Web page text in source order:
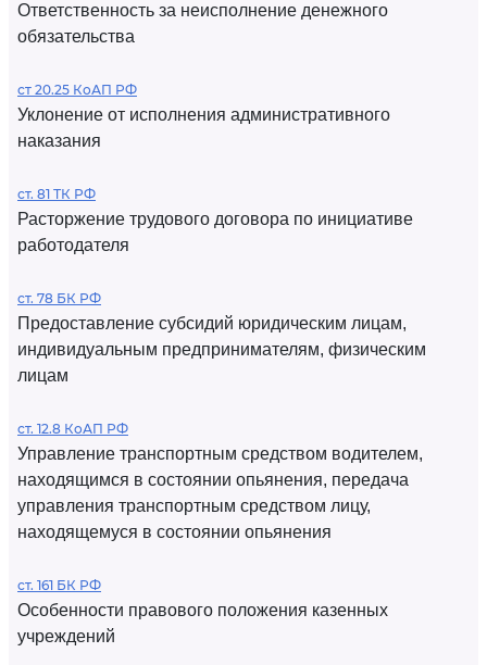
Ответственность за неисполнение денежного
обязательства
ст 20.25 КоАП РФ
Уклонение от исполнения административного
наказания
ст. 81 ТК РФ
Расторжение трудового договора по инициативе
работодателя
ст. 78 БК РФ
Предоставление субсидий юридическим лицам,
индивидуальным предпринимателям, физическим
лицам
ст. 12.8 КоАП РФ
Управление транспортным средством водителем,
находящимся в состоянии опьянения, передача
управления транспортным средством лицу,
находящемуся в состоянии опьянения
ст. 161 БК РФ
Особенности правового положения казенных
учреждений